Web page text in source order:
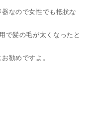
なので女性でも抵抗な
で髪の毛が太くなったと
勧めですよ。